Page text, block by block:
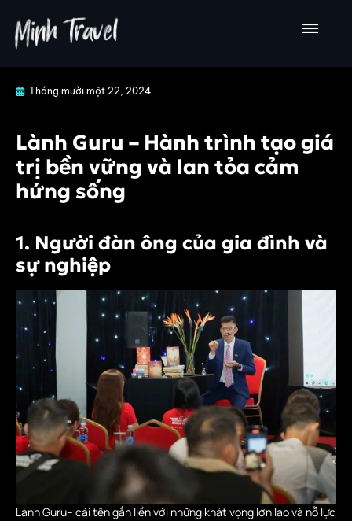
nội
Tháng mười một 22, 2024
Lành Guru – Hành trình tạo giá
trị bền vững và lan tỏa cảm
hứng sống
1. Người đàn ông của gia đình và
sự nghiệp
Lành Guru– cái tên gắn liền với những khát vọng lớn lao và nỗ lực